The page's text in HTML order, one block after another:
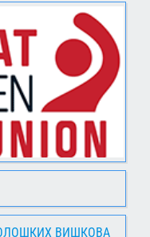
ВИШКОВА